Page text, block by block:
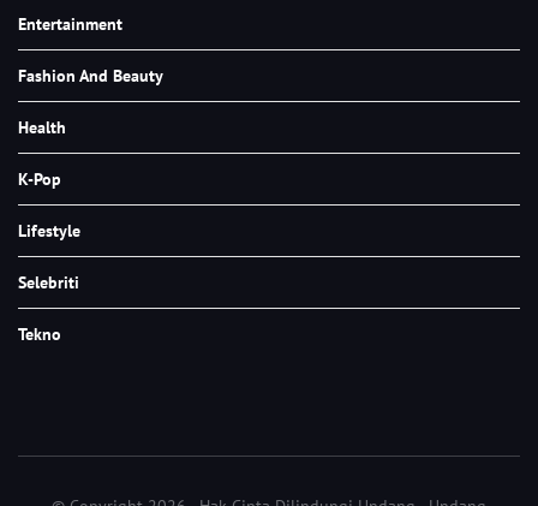
Entertainment
Fashion And Beauty
Health
K-Pop
Lifestyle
Selebriti
Tekno